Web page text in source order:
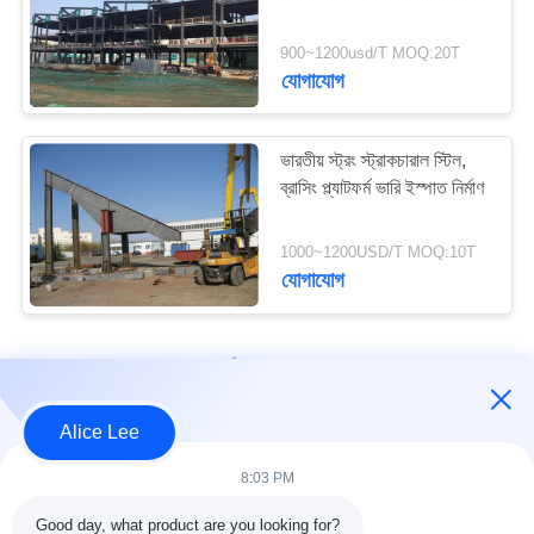
মামলা
সাইট
ম্যাপ
গোপনীয়তা
নীতি
ইস্পাত ফ্যাব্রিকেশন সেবা
কাঠামোগত ইস্পাত
Beams
900~1200usd/T MOQ:20T
যোগাযোগ
ভারতীয় স্ট্রং স্ট্রাকচারাল স্টিল,
ব্রাসিং প্ল্যাটফর্ম ভারি ইস্পাত নির্মাণ
1000~1200USD/T MOQ:10T
যোগাযোগ
Alice Lee
8:03 PM
Good day, what product are you looking for?